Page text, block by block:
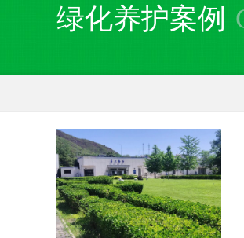
绿化养护案例